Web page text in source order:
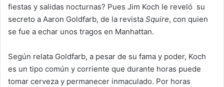
fiestas y salidas nocturnas? Pues Jim Koch le reveló su
secreto a Aaron Goldfarb, de la revista Squire, con quien
se fue a echar unos tragos en Manhattan.
Según relata Goldfarb, a pesar de su fama y poder, Koch
es un tipo común y corriente que durante horas puede
tomar cerveza y permanecer inmaculado. Por horas